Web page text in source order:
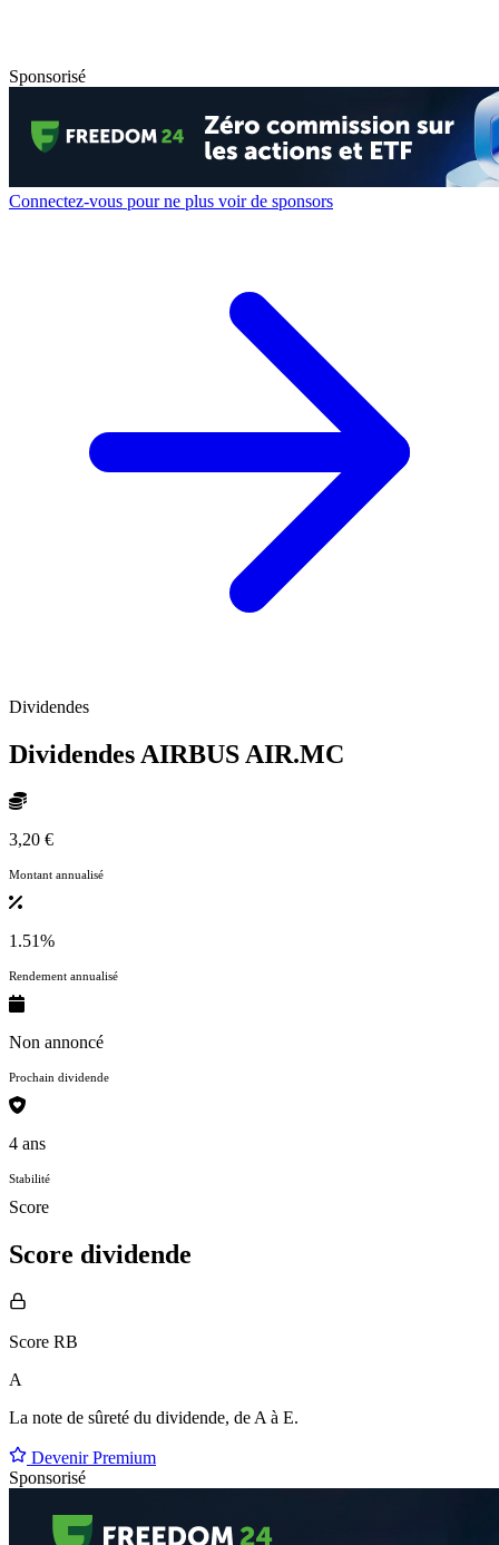
Sponsorisé
Connectez-vous pour ne plus voir de sponsors
Dividendes
Dividendes AIRBUS AIR.MC
3,20 €
Montant annualisé
1.51%
Rendement annualisé
Non annoncé
Prochain dividende
4 ans
Stabilité
Score
Score dividende
Score RB
A
La note de sûreté du dividende, de A à E.
Devenir Premium
Sponsorisé